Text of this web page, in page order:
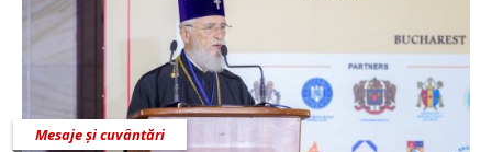
Mesaje și cuvântări